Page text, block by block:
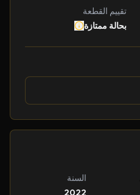
تقييم القطعة
بحالة ممتازة
السنة